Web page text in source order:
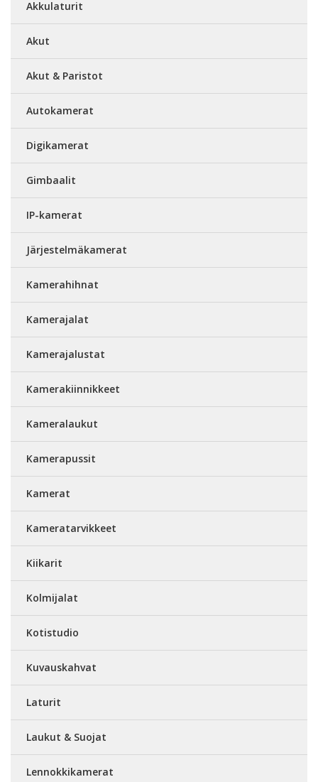
Akkulaturit
Akut
Akut & Paristot
Autokamerat
Digikamerat
Gimbaalit
IP-kamerat
Järjestelmäkamerat
Kamerahihnat
Kamerajalat
Kamerajalustat
Kamerakiinnikkeet
Kameralaukut
Kamerapussit
Kamerat
Kameratarvikkeet
Kiikarit
Kolmijalat
Kotistudio
Kuvauskahvat
Laturit
Laukut & Suojat
Lennokkikamerat